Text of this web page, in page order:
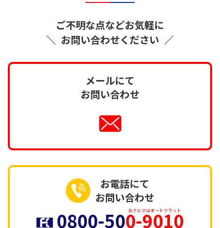
＼
ご不明な点などお気軽に
お問い合わせください ／
メールにて
お問い合わせ
お電話にて
お問い合わせ
0800-500-9010
おクルマはオートフラット